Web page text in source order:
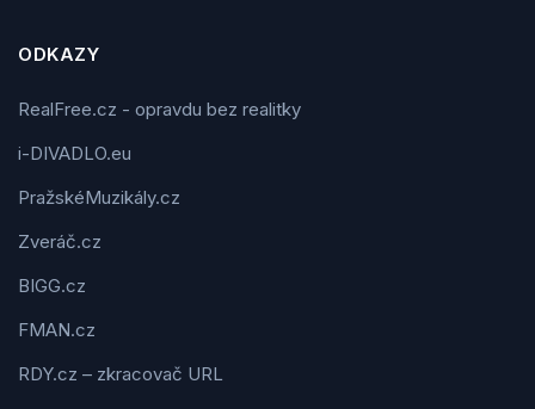
ODKAZY
RealFree.cz - opravdu bez realitky
i-DIVADLO.eu
PražskéMuzikály.cz
Zveráč.cz
BIGG.cz
FMAN.cz
RDY.cz – zkracovač URL